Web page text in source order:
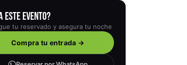
ESTE EVENTO?
tu reservado y asegura tu noche
Compra tu entrada →